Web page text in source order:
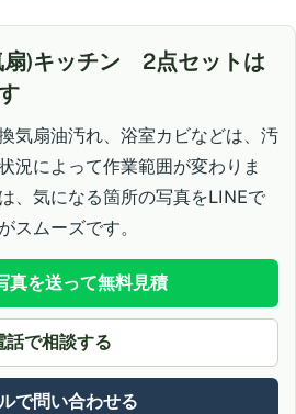
扇)キッチン 2点セットは
気扇油汚れ、浴室カビなどは、汚
況によって作業範囲が変わりま
、気になる箇所の写真をLINEで
スムーズです。
真を送って無料見積
話で相談する
で問い合わせる